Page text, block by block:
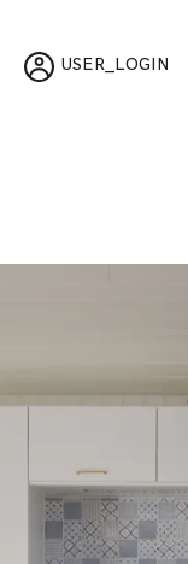
USER_LOGIN